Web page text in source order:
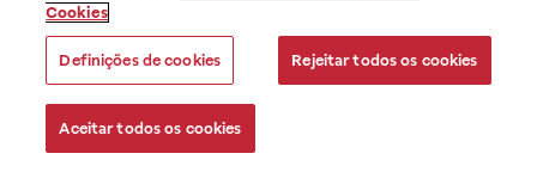
Cookies
Definições de cookies Rejeitar todos os cookies
Aceitar todos os cookies